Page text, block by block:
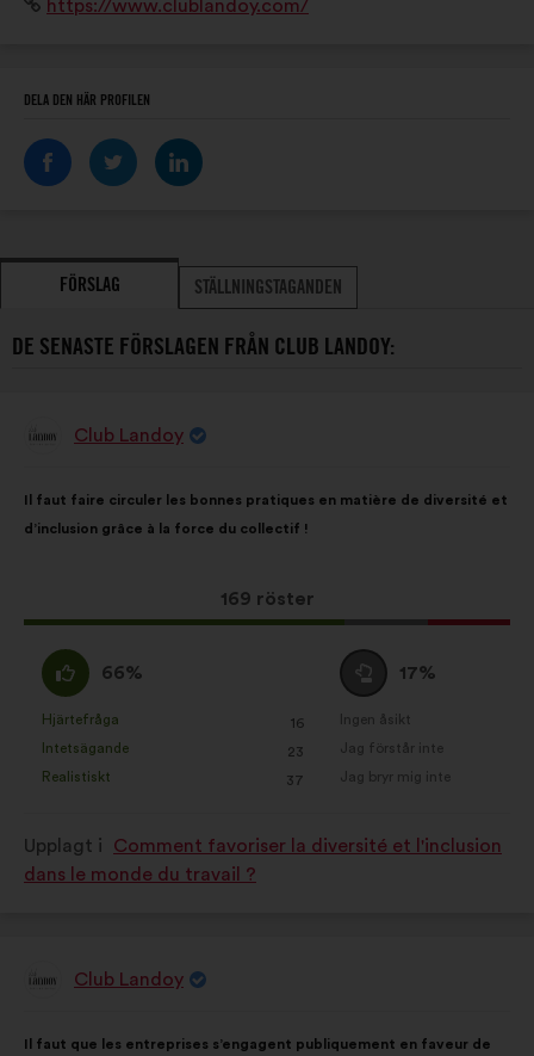
Webbplats:
https://www.clublandoy.com/
DELA DEN HÄR PROFILEN
FÖRSLAG STÄLLNINGSTAGANDEN
DE SENASTE FÖRSLAGEN FRÅN CLUB LANDOY:
Förslag
Club Landoy
i
förslaget:
Il faut faire circuler les bonnes pratiques en matière de diversité et
d’inclusion grâce à la force du collectif !
Det
här
169 röster
på:
Jag
håller
med
:
66%
betecknats
som:
Hjärtefråga
: 16
gånger
Intetsägande
: 23
gånger
Realistiskt
: 37
gånger
Jag
är
neutral
:
17%
betecknats
Ingen åsikt
:gånger
Jag förstår inte
:gånger
Jag bryr mig inte
:gånger
Upplagt i
Comment favoriser la diversité et l'inclusion
dans le monde du travail ?
Förslag
Club Landoy
Il faut que les entreprises s’engagent publiquement en faveur de